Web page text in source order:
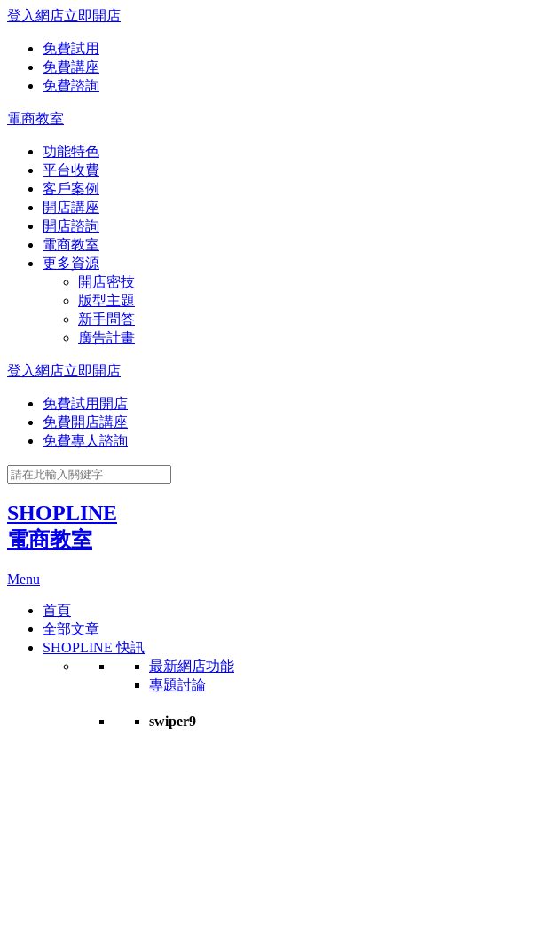
登入網店立即開店
免費試用
免費講座
免費諮詢
電商教室
功能特色
平台收費
客戶案例
開店講座
開店諮詢
電商教室
更多資源
開店密技
版型主題
新手問答
廣告計畫
登入網店立即開店
免費試用開店
免費開店講座
免費專人諮詢
SHOPLINE
電商教室
Menu
首頁
全部文章
SHOPLINE 快訊
最新網店功能
專題討論
swiper9